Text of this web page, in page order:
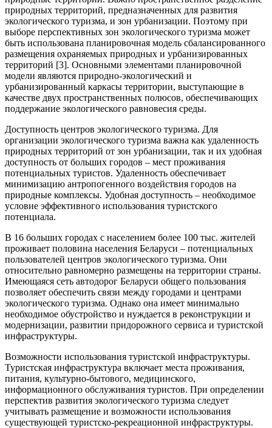
природных территорий, предназначенных для развития
экологического туризма, и зон урбанизации. Поэтому при
выборе перспективных зон экологического туризма может
быть использована планировочная модель сбалансированного
размещения охраняемых природных и урбанизированных
территорий [3]. Основными элементами планировочной
модели являются природно-экологический и
урбанизированный каркасы территории, выступающие в
качестве двух пространственных полюсов, обеспечивающих
поддержание экологического равновесия среды.
Доступность центров экологического туризма. Для
организации экологического туризма важна как удаленность
природных территорий от зон урбанизации, так и их удобная
доступность от больших городов – мест проживания
потенциальных туристов. Удаленность обеспечивает
минимизацию антропогенного воздействия городов на
природные комплексы. Удобная доступность – необходимое
условие эффективного использования туристского
потенциала.
В 16 больших городах с населением более 100 тыс. жителей
проживает половина населения Беларуси – потенциальных
пользователей центров экологического туризма. Они
относительно равномерно размещены на территории страны.
Имеющаяся сеть автодорог Беларуси общего пользования
позволяет обеспечить связи между городами и центрами
экологического туризма. Однако она имеет минимально
необходимое обустройство и нуждается в реконструкции и
модернизации, развитии придорожного сервиса и туристской
инфраструктуры.
Возможности использования туристской инфраструктуры.
Туристская инфраструктура включает места проживания,
питания, культурно-бытового, медицинского,
информационного обслуживания туристов. При определении
перспектив развития экологического туризма следует
учитывать размещение и возможности использования
существующей туристско-рекреационной инфраструктуры.